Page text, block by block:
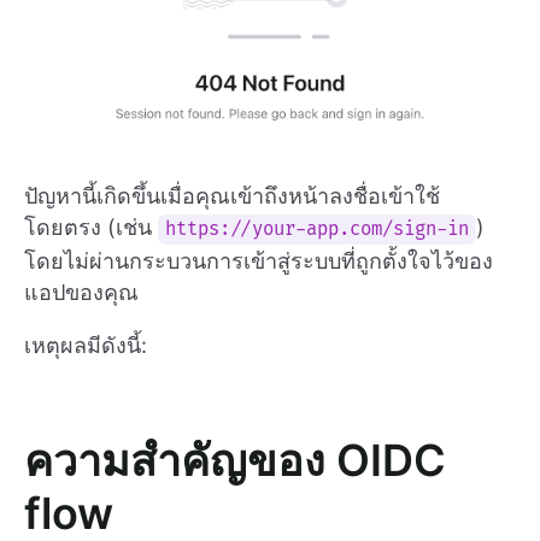
ปัญหานี้เกิดขึ้นเมื่อคุณเข้าถึงหน้าลงชื่อเข้าใช้
โดยตรง (เช่น
https://your-app.com/sign-in )
โดยไม่ผ่านกระบวนการเข้าสู่ระบบที่ถูกตั้งใจไว้ของ
แอปของคุณ
เหตุผลมีดังนี้:
ความสำคัญของ OIDC
flow